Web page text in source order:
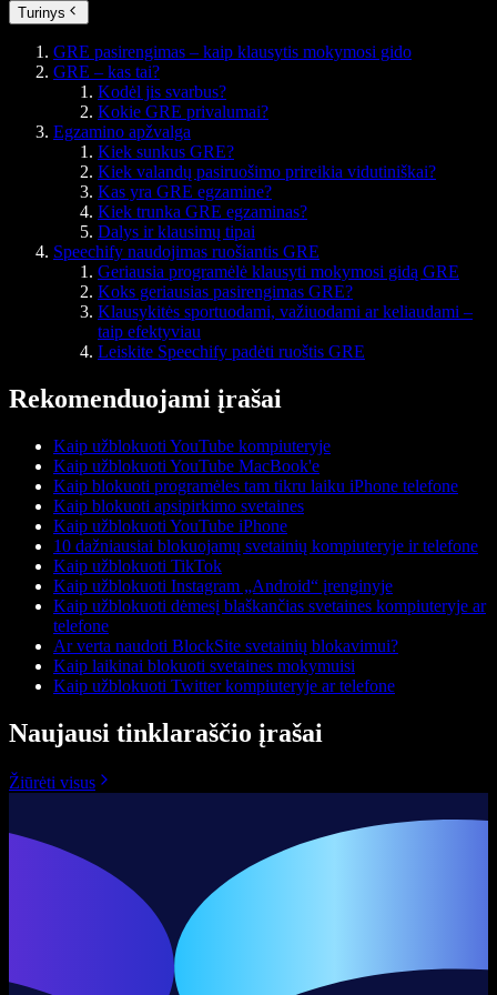
Turinys
GRE pasirengimas – kaip klausytis mokymosi gido
GRE – kas tai?
Kodėl jis svarbus?
Kokie GRE privalumai?
Egzamino apžvalga
Kiek sunkus GRE?
Kiek valandų pasiruošimo prireikia vidutiniškai?
Kas yra GRE egzamine?
Kiek trunka GRE egzaminas?
Dalys ir klausimų tipai
Speechify naudojimas ruošiantis GRE
Geriausia programėlė klausyti mokymosi gidą GRE
Koks geriausias pasirengimas GRE?
Klausykitės sportuodami, važiuodami ar keliaudami –
taip efektyviau
Leiskite Speechify padėti ruoštis GRE
Rekomenduojami įrašai
Kaip užblokuoti YouTube kompiuteryje
Kaip užblokuoti YouTube MacBook'e
Kaip blokuoti programėles tam tikru laiku iPhone telefone
Kaip blokuoti apsipirkimo svetaines
Kaip užblokuoti YouTube iPhone
10 dažniausiai blokuojamų svetainių kompiuteryje ir telefone
Kaip užblokuoti TikTok
Kaip užblokuoti Instagram „Android“ įrenginyje
Kaip užblokuoti dėmesį blaškančias svetaines kompiuteryje ar
telefone
Ar verta naudoti BlockSite svetainių blokavimui?
Kaip laikinai blokuoti svetaines mokymuisi
Kaip užblokuoti Twitter kompiuteryje ar telefone
Naujausi tinklaraščio įrašai
Žiūrėti visus